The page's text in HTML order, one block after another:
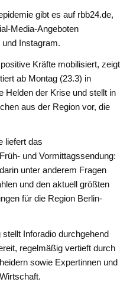
gibt es auf rbb24.de,
Media-Angeboten
Instagram.
Kräfte mobilisiert, zeigt
ab Montag (23.3) in
Helden der Krise und stellt in
aus der Region vor, die
liefert das
und Vormittagssendung:
unter anderem Fragen
und den aktuell größten
für die Region Berlin-
Inforadio durchgehend
regelmäßig vertieft durch
sowie Expertinnen und